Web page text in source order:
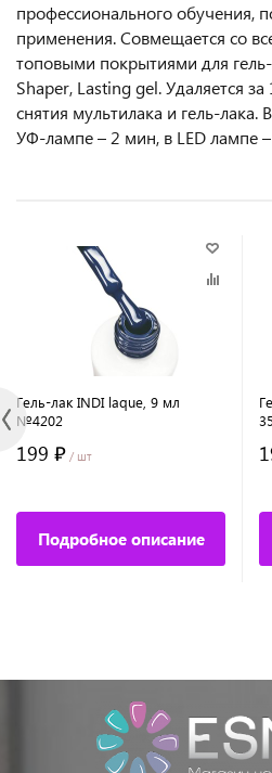
профессионального обучения,
применения. Совмещается со
топовыми покрытиями для
Shaper, Lasting gel. Удаляется
снятия мультилака и гель-
УФ-лампе – 2 мин, в LED лампе
Гель-лак INDI laque, 9 мл
№4202
199 ₽ / шт
Подробное описание